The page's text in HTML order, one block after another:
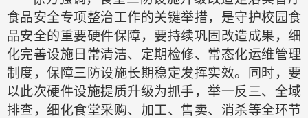
食品安全专项整治工作的关键举措，是守护校园食
品安全的重要硬件保障，要持续巩固改造成果，细
化完善设施日常清洁、定期检修、常态化运维管理
制度，保障三防设施长期稳定发挥实效。同时，要
以此次硬件设施提质升级为抓手，举一反三、全域
排查，细化食堂采购、加工、售卖、消杀等全环节